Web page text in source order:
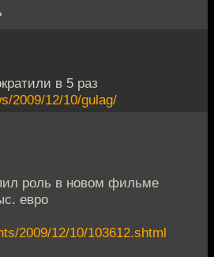
в 5 раз
2009/12/10/gulag/
роль в новом фильме
евро
2009/12/10/103612.shtml